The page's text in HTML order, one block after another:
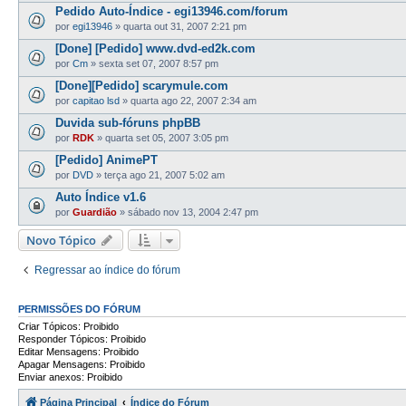
Pedido Auto-Índice - egi13946.com/forum
por egi13946 » quarta out 31, 2007 2:21 pm
[Done] [Pedido] www.dvd-ed2k.com
por Cm » sexta set 07, 2007 8:57 pm
[Done][Pedido] scarymule.com
por capitao lsd » quarta ago 22, 2007 2:34 am
Duvida sub-fóruns phpBB
por RDK » quarta set 05, 2007 3:05 pm
[Pedido] AnimePT
por DVD » terça ago 21, 2007 5:02 am
Auto Índice v1.6
por Guardião » sábado nov 13, 2004 2:47 pm
Novo Tópico
Regressar ao índice do fórum
PERMISSÕES DO FÓRUM
Criar Tópicos: Proibido
Responder Tópicos: Proibido
Editar Mensagens: Proibido
Apagar Mensagens: Proibido
Enviar anexos: Proibido
Página Principal Índice do Fórum